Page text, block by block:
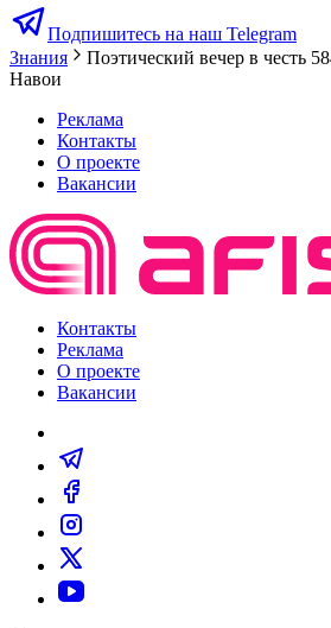
Подпишитесь на наш Telegram
Знания
Поэтический вечер в честь
Навои
Реклама
Контакты
О проекте
Вакансии
Контакты
Реклама
О проекте
Вакансии